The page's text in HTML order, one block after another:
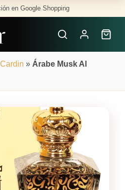
en Google Shopping
» Árabe Musk Al